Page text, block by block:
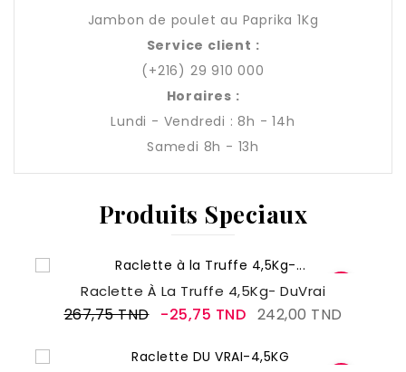
Jambon de poulet au Paprika 1Kg
Service client :
(+216) 29 910 000
Horaires :
Lundi - Vendredi : 8h - 14h
Samedi 8h - 13h
Produits Speciaux
Raclette À La Truffe 4,5Kg- DuVrai
267,75 TND -25,75 TND 242,00 TND